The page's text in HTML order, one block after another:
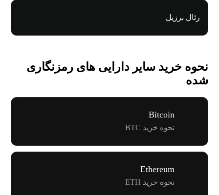
رئال برزیل
نحوه خرید سایر دارایی های رمزنگاری
شده
Bitcoin
نحوه خرید BTC
Ethereum
نحوه خرید ETH